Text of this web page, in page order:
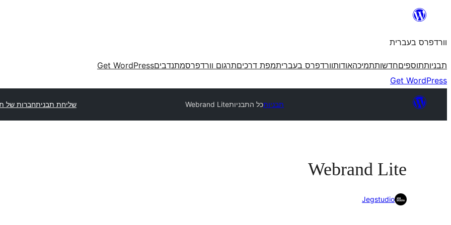
וורדפרס בעברית
תבניותתוספיםחדשותתמיכהאודותוורדפרס בעבריתמפת דרכיםתרגום וורדפרסמתנדביםGet WordPress
Get WordPress
תבניותכל התבניותWebrand Lite שליחת תבניתחברות של
Webrand Lite
Jegstudio